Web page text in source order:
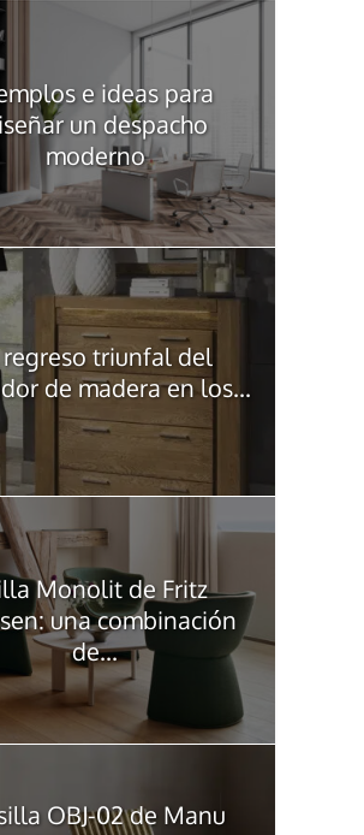
e ideas para
un despacho
moderno
regreso triunfal del
de madera en los...
Monolit de Fritz
una combinación
de...
OBJ-02 de Manu